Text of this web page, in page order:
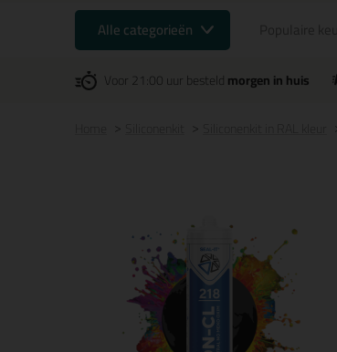
Alle categorieën
Voor 21:00 uur besteldmorgen in huis